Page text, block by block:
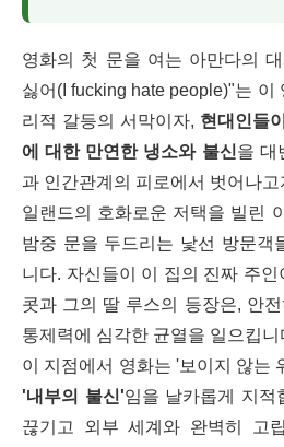
영화의 첫 문을 여는 아만다의
싫어(I fucking hate people)"는 이
리적 갈등의 서막이자, 현대인들
에 대한 만연한 냉소와 불신을 대
과 인간관계의 피로에서 벗어나
일랜드의 호화로운 저택을 빌린
밤중 문을 두드리는 낯선 방문객
니다. 자신들이 이 집의 진짜 주
콧과 그의 딸 루스의 등장은, 안
통제력에 심각한 균열을 일으킵니
이 지점에서 영화는 '보이지 않는
'내부의 불신'임을 날카롭게 지적
끊기고 외부 세계와 완벽히 고